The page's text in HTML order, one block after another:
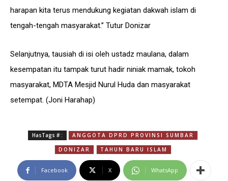
harapan kita terus mendukung kegiatan dakwah islam di
tengah-tengah masyarakat.” Tutur Donizar
Selanjutnya, tausiah di isi oleh ustadz maulana, dalam
kesempatan itu tampak turut hadir niniak mamak, tokoh
masyarakat, MDTA Mesjid Nurul Huda dan masyarakat
setempat. (Joni Harahap)
HasTags # :
ANGGOTA DPRD PROVINSI SUMBAR
DONIZAR
TAHUN BARU ISLAM
Facebook X WhatsApp